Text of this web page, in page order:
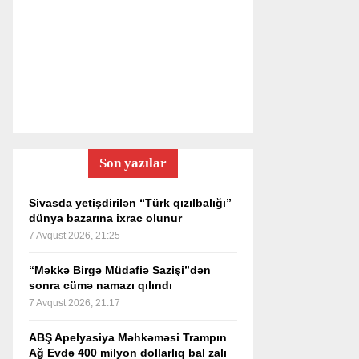
Son yazılar
Sivasda yetişdirilən “Türk qızılbalığı”
dünya bazarına ixrac olunur
7 Avqust 2026, 21:25
“Məkkə Birgə Müdafiə Sazişi”dən
sonra cümə namazı qılındı
7 Avqust 2026, 21:17
ABŞ Apelyasiya Məhkəməsi Trampın
Ağ Evdə 400 milyon dollarlıq bal zalı